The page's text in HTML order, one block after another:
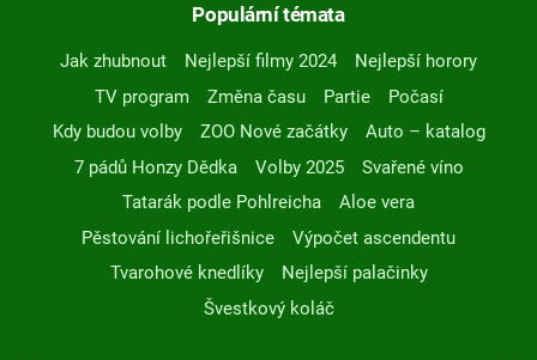
Populární témata
Jak zhubnout Nejlepší filmy 2024
Nejlepší horory
TV program
Změna času Partie
Počasí
Kdy budou volby
ZOO Nové začátky
Auto – katalog
7 pádů Honzy Dědka
Volby 2025
Svařené víno
Tatarák podle Pohlreicha
Aloe vera
Pěstování lichořeřišnice
Výpočet ascendentu
Tvarohové knedlíky
Nejlepší palačinky
Švestkový koláč